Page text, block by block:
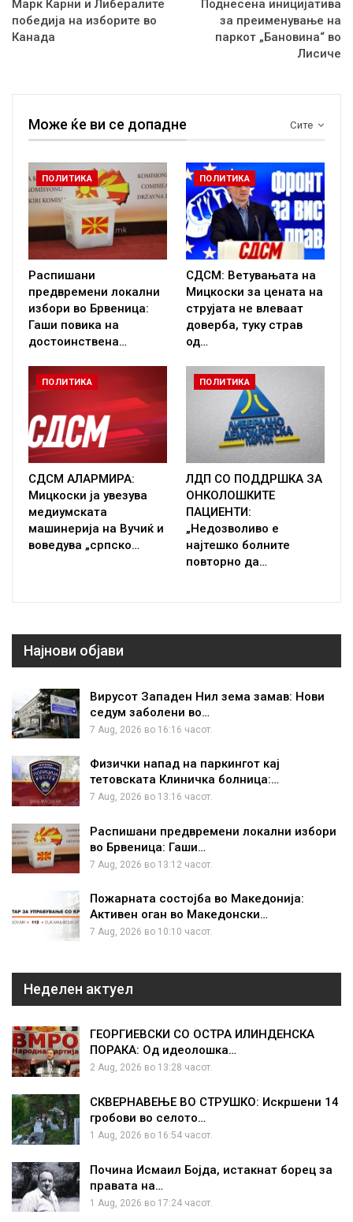
Марк Карни и Либералите
победија на изборите во
Канада
Поднесена иницијатива
за преименување на
паркот „Бановина“ во
Лисиче
Сите
Може ќе ви се допадне
ПОЛИТИКА
Распишани
предвремени локални
избори во Брвеница:
Гаши повика на
достоинствена…
ПОЛИТИКА
СДСМ: Ветувањата на
Мицкоски за цената на
струјата не влеваат
доверба, туку страв
од…
ПОЛИТИКА
СДСМ АЛАРМИРА:
Мицкоски ја увезува
медиумската
машинерија на Вучиќ и
воведува „српско…
ПОЛИТИКА
ЛДП СО ПОДДРШКА ЗА
ОНКОЛОШКИТЕ
ПАЦИЕНТИ:
„Недозволиво е
најтешко болните
повторно да…
Најнови објави
Вирусот Западен Нил зема замав: Нови
седум заболени во…
7 Aug, 2026 во 16:16 часот.
Физички напад на паркингот кај
тетовската Клиничка болница:…
7 Aug, 2026 во 13:16 часот.
Распишани предвремени локални избори
во Брвеница: Гаши…
7 Aug, 2026 во 13:12 часот.
Пожарната состојба во Македонија:
Активен оган во Македонски…
7 Aug, 2026 во 10:10 часот.
Неделен актуел
ГЕОРГИЕВСКИ СО ОСТРА ИЛИНДЕНСКА
ПОРАКА: Од идеолошка…
2 Aug, 2026 во 13:28 часот.
СКВЕРНАВЕЊЕ ВО СТРУШКО: Искршени 14
гробови во селото…
1 Aug, 2026 во 16:54 часот.
Почина Исмаил Бојда, истакнат борец за
правата на…
1 Aug, 2026 во 17:24 часот.